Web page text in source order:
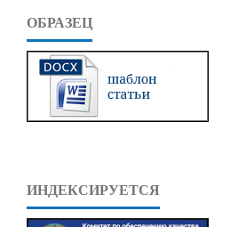
ОБРАЗЕЦ
ИНДЕКСИРУЕТСЯ